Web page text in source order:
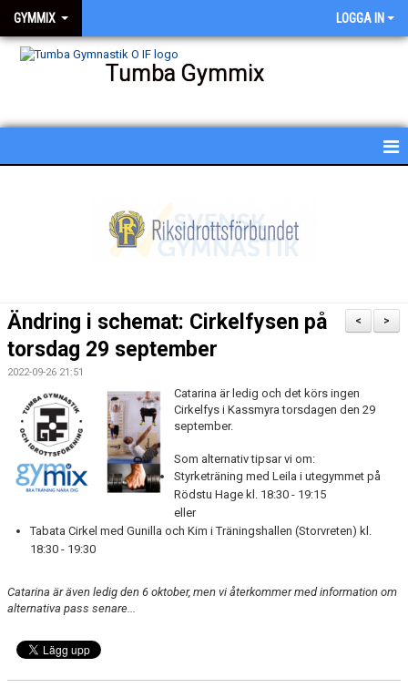
GYMMIX LOGGA IN
Tumba Gymmix
BESKRIVNING AV PASSEN
BILDGALLERI
DOKUMENT
TRÄNINGSRESA
TRIVSELREGLER
KONTAKT
PRISER
ANMÄLAN
>
<
Ändring i schemat: Cirkelfysen på
torsdag 29 september
2022-09-26 21:51
Catarina är ledig och det körs ingen
Cirkelfys i Kassmyra torsdagen den 29
september.
Som alternativ tipsar vi om:
Styrketräning med Leila i utegymmet på
Rödstu Hage kl. 18:30 - 19:15
eller
Tabata Cirkel med Gunilla och Kim i Träningshallen (Storvreten) kl.
18:30 - 19:30
Catarina är även ledig den 6 oktober, men vi återkommer med information om
alternativa pass senare...